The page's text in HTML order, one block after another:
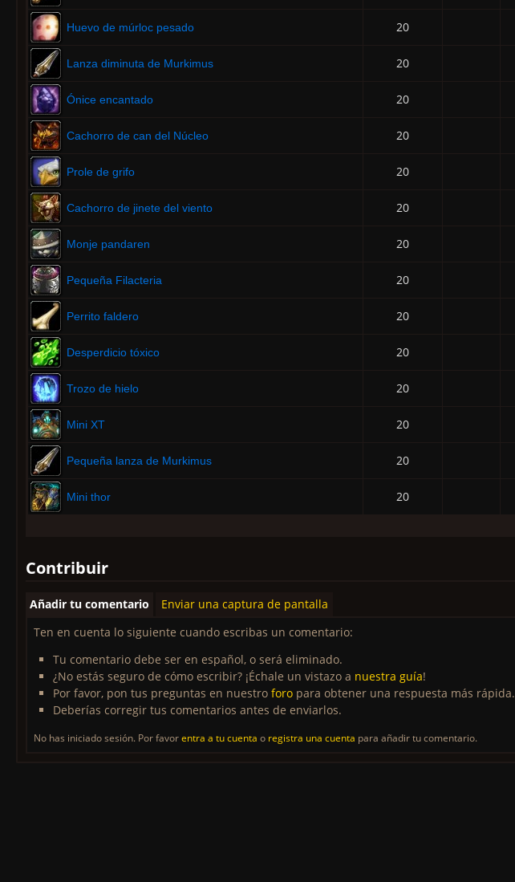
Huevo de múrloc pesado 20
Lanza diminuta de Murkimus 20
Ónice encantado 20
Cachorro de can del Núcleo 20
Prole de grifo 20
Cachorro de jinete del viento 20
Monje pandaren 20
Pequeña Filacteria 20
Perrito faldero 20
Desperdicio tóxico 20
Trozo de hielo 20
Mini XT 20
Pequeña lanza de Murkimus 20
Mini thor 20
Contribuir
Añadir tu comentario
Enviar una captura de pantalla
Ten en cuenta lo siguiente cuando escribas un comentario:
Tu comentario debe ser en español, o será eliminado.
¿No estás seguro de cómo escribir? ¡Échale un vistazo a nuestra guía!
Por favor, pon tus preguntas en nuestro foro para obtener una respuesta más rápida.
Deberías corregir tus comentarios antes de enviarlos.
No has iniciado sesión. Por favorentra a tu cuenta o registra una cuenta para añadir tu comentario.